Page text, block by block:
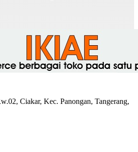
Ciakar, Kec. Panongan, Tangerang,